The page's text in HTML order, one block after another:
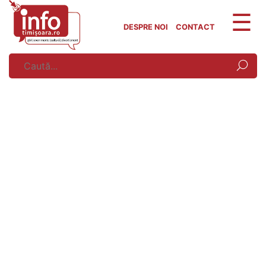
Skip
content
DESPRE NOI CONTACT